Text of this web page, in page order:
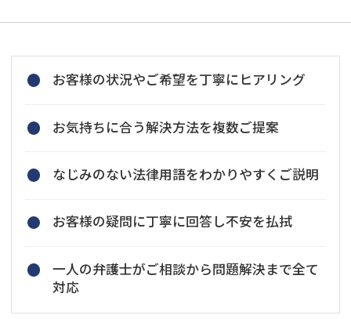
お客様の状況やご希望を丁寧にヒアリング
お気持ちに合う解決方法を複数ご提案
なじみのない法律用語をわかりやすくご説明
お客様の疑問に丁寧に回答し不安を払拭
一人の弁護士がご相談から問題解決まで全て
対応